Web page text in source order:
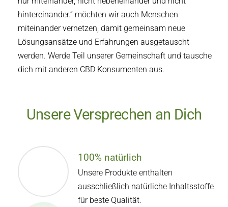
hintereinander.” möchten wir auch Menschen
miteinander vernetzen, damit gemeinsam neue
Lösungsansätze und Erfahrungen ausgetauscht
werden. Werde Teil unserer Gemeinschaft und tausche
dich mit anderen CBD Konsumenten aus.
Unsere Versprechen an Dich
100% natürlich
Unsere Produkte enthalten
ausschließlich natürliche Inhaltsstoffe
für beste Qualität.